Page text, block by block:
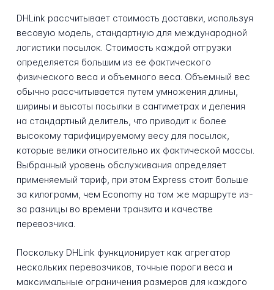
DHLink рассчитывает стоимость доставки, используя
весовую модель, стандартную для международной
логистики посылок. Стоимость каждой отгрузки
определяется большим из ее фактического
физического веса и объемного веса. Объемный вес
обычно рассчитывается путем умножения длины,
ширины и высоты посылки в сантиметрах и деления
на стандартный делитель, что приводит к более
высокому тарифицируемому весу для посылок,
которые велики относительно их фактической массы.
Выбранный уровень обслуживания определяет
применяемый тариф, при этом Express стоит больше
за килограмм, чем Economy на том же маршруте из-
за разницы во времени транзита и качестве
перевозчика.
Поскольку DHLink функционирует как агрегатор
нескольких перевозчиков, точные пороги веса и
максимальные ограничения размеров для каждого